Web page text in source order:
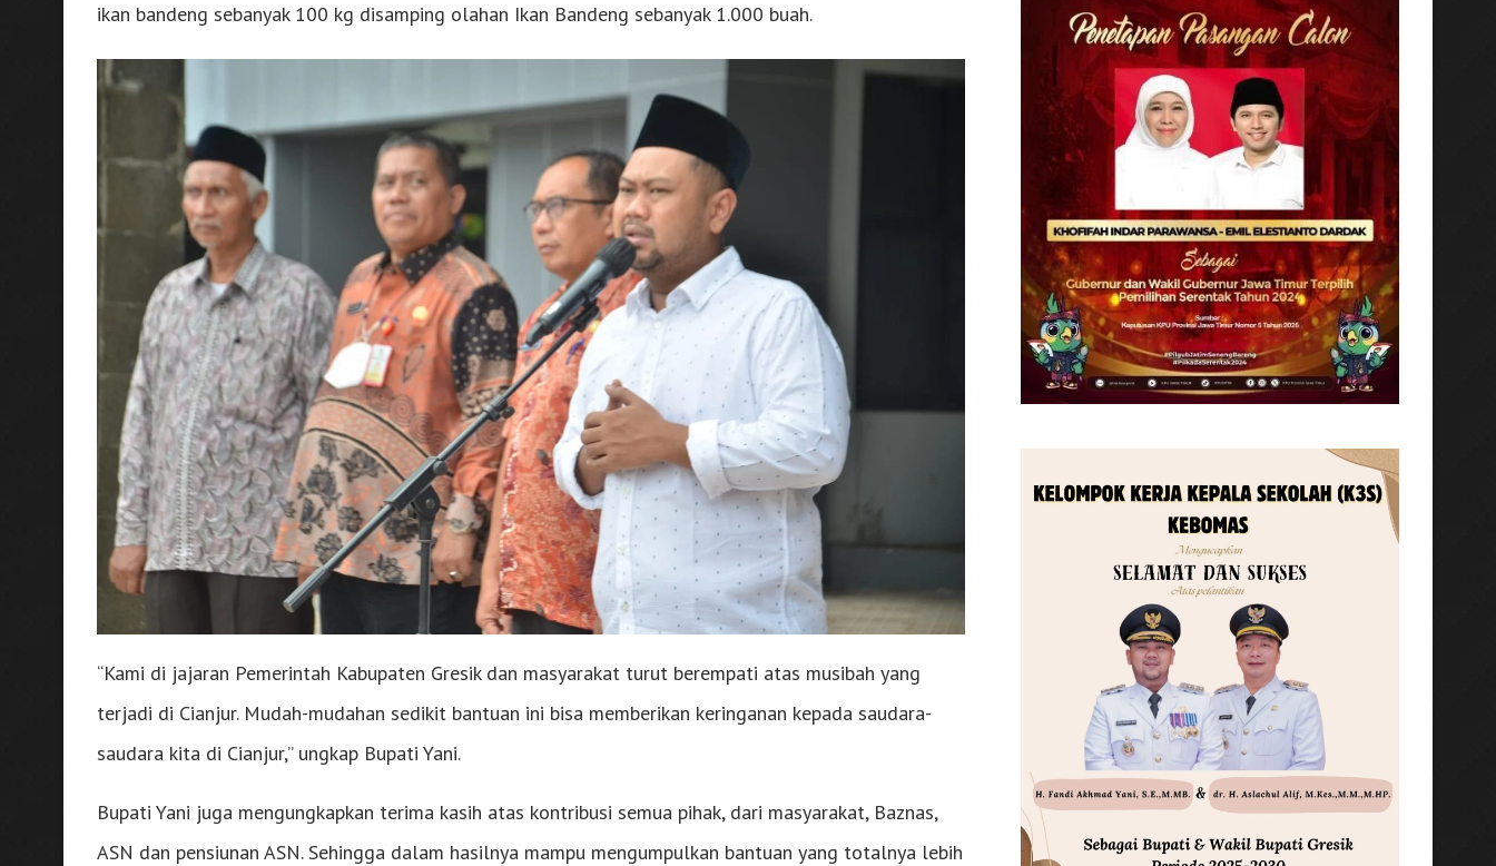
ikan bandeng sebanyak 100 kg disamping olahan Ikan Bandeng sebanyak 1.000 buah.
“Kami di jajaran Pemerintah Kabupaten Gresik dan masyarakat turut berempati atas musibah yang
terjadi di Cianjur. Mudah-mudahan sedikit bantuan ini bisa memberikan keringanan kepada saudara-
saudara kita di Cianjur,” ungkap Bupati Yani.
Bupati Yani juga mengungkapkan terima kasih atas kontribusi semua pihak, dari masyarakat, Baznas,
ASN dan pensiunan ASN. Sehingga dalam hasilnya mampu mengumpulkan bantuan yang totalnya lebih